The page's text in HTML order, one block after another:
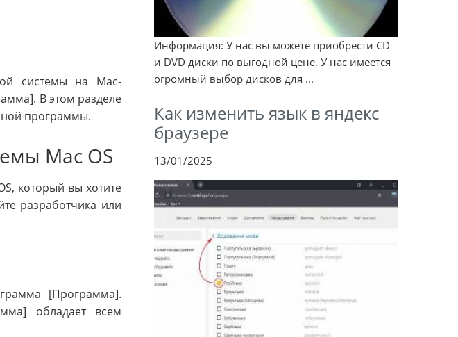
системы на Mac-
В этом разделе
программы.
Mac OS
который вы хотите
разработчика или
[Программа].
обладает всем
Информация: У нас вы можете приобрести CD
и DVD диски по выгодной цене. У нас имеется
огромный выбор дисков для ...
Как изменить язык в яндекс
браузере
13/01/2025